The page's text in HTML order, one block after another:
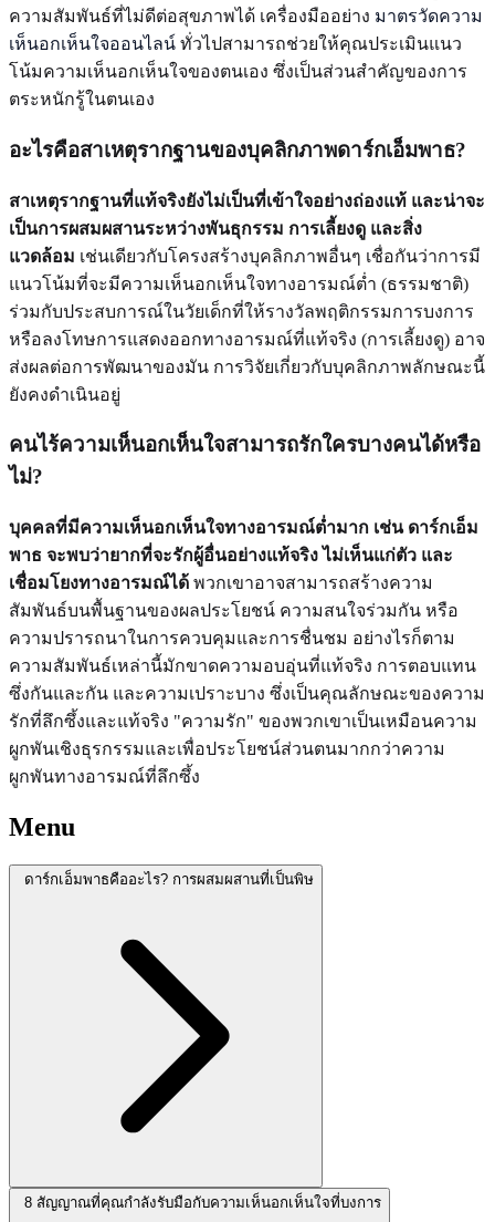
ความสัมพันธ์ที่ไม่ดีต่อสุขภาพได้ เครื่องมืออย่าง มาตรวัดความ
เห็นอกเห็นใจออนไลน์ ทั่วไปสามารถช่วยให้คุณประเมินแนว
โน้มความเห็นอกเห็นใจของตนเอง ซึ่งเป็นส่วนสำคัญของการ
ตระหนักรู้ในตนเอง
อะไรคือสาเหตุรากฐานของบุคลิกภาพดาร์กเอ็มพาธ?
สาเหตุรากฐานที่แท้จริงยังไม่เป็นที่เข้าใจอย่างถ่องแท้ และน่าจะ
เป็นการผสมผสานระหว่างพันธุกรรม การเลี้ยงดู และสิ่ง
แวดล้อม เช่นเดียวกับโครงสร้างบุคลิกภาพอื่นๆ เชื่อกันว่าการมี
แนวโน้มที่จะมีความเห็นอกเห็นใจทางอารมณ์ต่ำ (ธรรมชาติ)
ร่วมกับประสบการณ์ในวัยเด็กที่ให้รางวัลพฤติกรรมการบงการ
หรือลงโทษการแสดงออกทางอารมณ์ที่แท้จริง (การเลี้ยงดู) อาจ
ส่งผลต่อการพัฒนาของมัน การวิจัยเกี่ยวกับบุคลิกภาพลักษณะนี้
ยังคงดำเนินอยู่
คนไร้ความเห็นอกเห็นใจสามารถรักใครบางคนได้หรือ
ไม่?
บุคคลที่มีความเห็นอกเห็นใจทางอารมณ์ต่ำมาก เช่น ดาร์กเอ็ม
พาธ จะพบว่ายากที่จะรักผู้อื่นอย่างแท้จริง ไม่เห็นแก่ตัว และ
เชื่อมโยงทางอารมณ์ได้ พวกเขาอาจสามารถสร้างความ
สัมพันธ์บนพื้นฐานของผลประโยชน์ ความสนใจร่วมกัน หรือ
ความปรารถนาในการควบคุมและการชื่นชม อย่างไรก็ตาม
ความสัมพันธ์เหล่านี้มักขาดความอบอุ่นที่แท้จริง การตอบแทน
ซึ่งกันและกัน และความเปราะบาง ซึ่งเป็นคุณลักษณะของความ
รักที่ลึกซึ้งและแท้จริง "ความรัก" ของพวกเขาเป็นเหมือนความ
ผูกพันเชิงธุรกรรมและเพื่อประโยชน์ส่วนตนมากกว่าความ
ผูกพันทางอารมณ์ที่ลึกซึ้ง
Menu
ดาร์กเอ็มพาธคืออะไร? การผสมผสานที่เป็นพิษ
8 สัญญาณที่คุณกำลังรับมือกับความเห็นอกเห็นใจที่บงการ